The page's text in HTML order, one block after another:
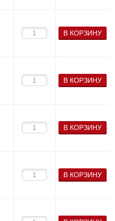
В КОРЗИНУ
В КОРЗИНУ
В КОРЗИНУ
В КОРЗИНУ